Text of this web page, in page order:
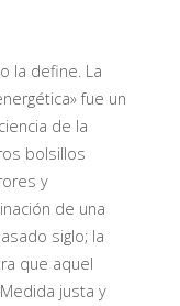
la define. La
fue un
de la
bolsillos
y
de una
siglo; la
que aquel
justa y